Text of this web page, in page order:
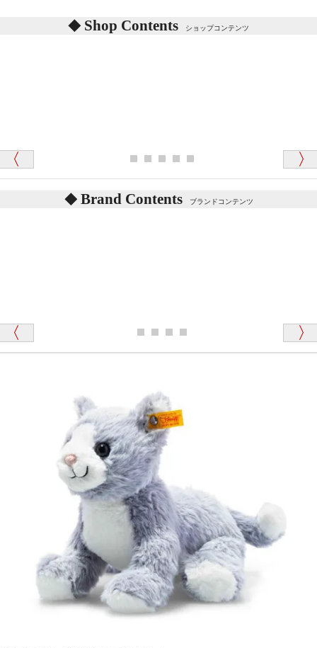
詳しくはこちらをご覧ください。
体をねかせたりおこしたりすると「グーグー」と鳴く
記載しておりますので、ぜひ探してみてください。
ディベアがいます。
「スクエーカー内蔵」と記載しておりますので、ぜひ
探してみてください。
シュタイフ社製品の実物を見ることはできますか？
当店はネット販売ですので実物をお見せすることが
できません。
海外からのお取り寄せと言うことですが、商品はきち
んと届きますか？
ご安心ください！商品は確実にお届けします。
商品は直接海外から届くのですか。受取の際、関税な
どはかかりますか？
東京都 M・K 様 （女性）
「対応はどちらも丁寧でした。値段と他の融通
「商品説明が細やかで丁寧であったことです」
栃木県 K・T 様 （男性）
「前に買ったことがあったお店でしたので」
千葉県 U・Y 様 （女性）
「ChatGPTを利用したところ「くまの小屋」さ
んを紹介され…」
埼玉県 S・W 様
「送られる際にメールなどで届けて頂きとても
安心感がありました」
Shop Contents ショップコンテンツ
Brand Contents ブランドコンテンツ